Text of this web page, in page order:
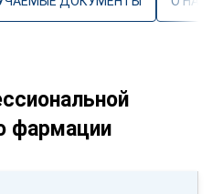
фармации